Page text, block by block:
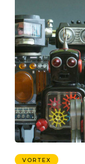
VORTEX